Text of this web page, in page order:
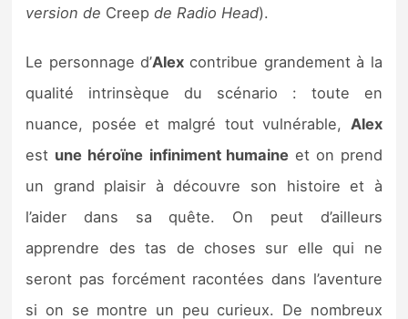
version de Creep de Radio Head).
Le personnage d’Alex contribue grandement à la
qualité intrinsèque du scénario : toute en
nuance, posée et malgré tout vulnérable, Alex
est une héroïne infiniment humaine et on prend
un grand plaisir à découvre son histoire et à
l’aider dans sa quête. On peut d’ailleurs
apprendre des tas de choses sur elle qui ne
seront pas forcément racontées dans l’aventure
si on se montre un peu curieux. De nombreux